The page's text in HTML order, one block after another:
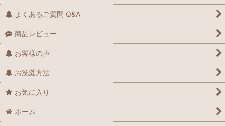
よくあるご質問 Q&A
商品レビュー
お客様の声
お洗濯方法
お気に入り
ホーム